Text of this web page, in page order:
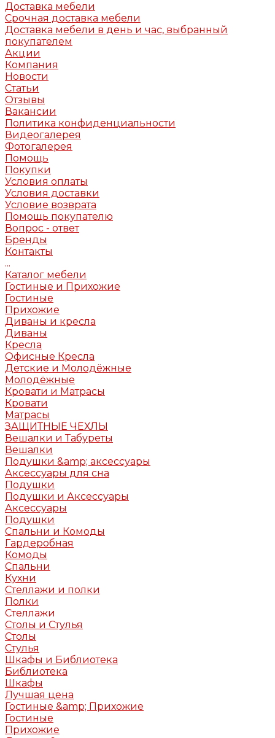
Доставка мебели
Срочная доставка мебели
Доставка мебели в день и час, выбранный
покупателем
Акции
Компания
Новости
Статьи
Отзывы
Вакансии
Политика конфиденциальности
Видеогалерея
Фотогалерея
Помощь
Покупки
Условия оплаты
Условия доставки
Условие возврата
Помощь покупателю
Вопрос - ответ
Бренды
Контакты
...
Каталог мебели
Гостиные и Прихожие
Гостиные
Прихожие
Диваны и кресла
Диваны
Кресла
Офисные Кресла
Детские и Молодёжные
Молодёжные
Кровати и Матрасы
Кровати
Матрасы
ЗАЩИТНЫЕ ЧЕХЛЫ
Вешалки и Табуреты
Вешалки
Подушки &amp; аксессуары
Аксессуары для сна
Подушки
Подушки и Аксессуары
Аксессуары
Подушки
Спальни и Комоды
Гардеробная
Комоды
Спальни
Кухни
Стеллажи и полки
Полки
Стеллажи
Столы и Стулья
Столы
Стулья
Шкафы и Библиотека
Библиотека
Шкафы
Лучшая цена
Гостиные &amp; Прихожие
Гостиные
Прихожие